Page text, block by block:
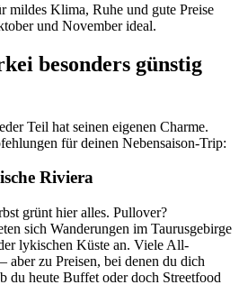
mildes Klima, Ruhe und gute Preise
und November ideal.
besonders günstig
Teil hat seinen eigenen Charme.
für deinen Nebensaison-Trip:
Riviera
grünt hier alles. Pullover?
sich Wanderungen im Taurusgebirge
lykischen Küste an. Viele All-
aber zu Preisen, bei denen du dich
du heute Buffet oder doch Streetfood